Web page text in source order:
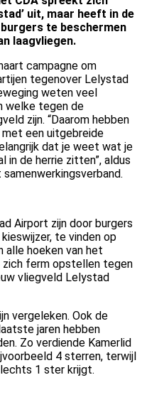
uit, maar heeft in de
te beschermen
laagvliegen.
campagne om
tegenover Lelystad
weten veel
welke tegen de
zijn. “Daarom hebben
een uitgebreide
dat je weet wat je
in de herrie zitten”, aldus
Airport zijn door burgers
te vinden op
alle hoeken van het
ferm opstellen tegen
vliegveld Lelystad
vergeleken. Ook de
jaren hebben
Zo verdiende Kamerlid
4 sterren, terwijl
1 ster krijgt.